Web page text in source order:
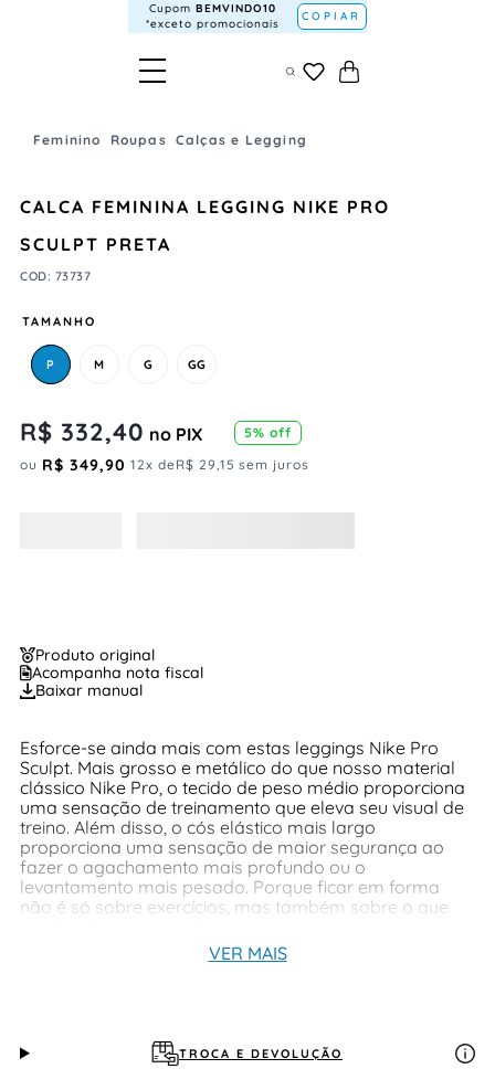
Cupom BEMVINDO10
*exceto promocionais
COPIAR
Feminino Roupas Calças e Legging
CALCA FEMININA LEGGING NIKE PRO
SCULPT PRETA
COD: 73737
TAMANHO
P M G GG
R$ 332,40 no PIX 5% off
ou R$ 349,90 12x deR$ 29,15 sem juros
Produto original
Acompanha nota fiscal
Baixar manual
Esforce-se ainda mais com estas leggings Nike Pro
Sculpt. Mais grosso e metálico do que nosso material
clássico Nike Pro, o tecido de peso médio proporciona
uma sensação de treinamento que eleva seu visual de
treino. Além disso, o cós elástico mais largo
proporciona uma sensação de maior segurança ao
fazer o agachamento mais profundo ou o
levantamento mais pesado. Porque ficar em forma
não é só sobre exercícios, mas também sobre o que
VER MAIS
TROCA E DEVOLUÇÃO